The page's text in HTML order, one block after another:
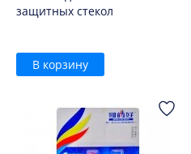
защитных стекол
В корзину